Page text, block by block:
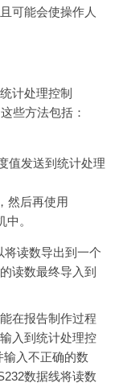
可能会使操作人
计处理控制
些方法包括：
值发送到统计处理
然后再使用
。
读数导出到一个
读数最终导入到
在报告制作过程
入到 统计处理控
入不正确的数
数据线将读数